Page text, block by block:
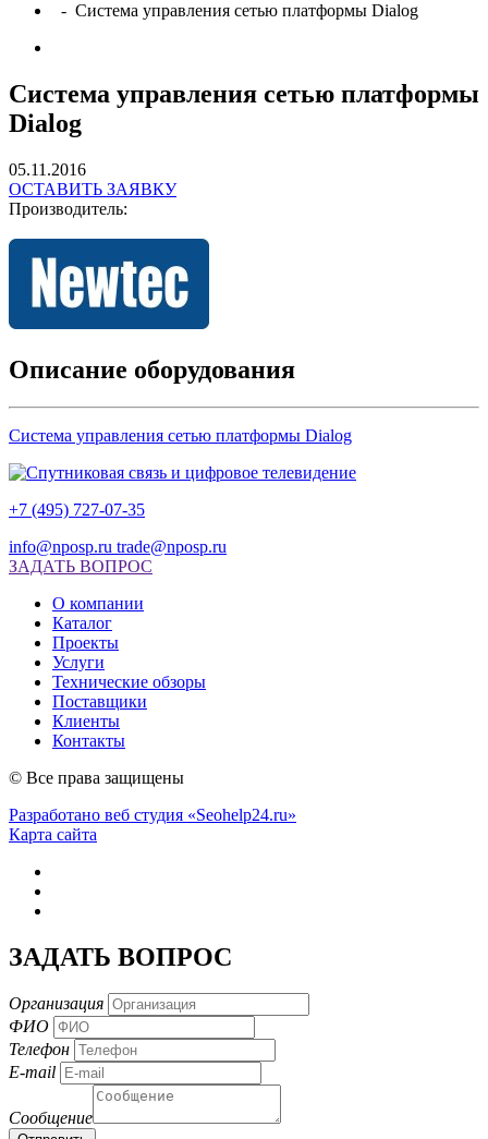
- Система управления сетью платформы Dialog
Система управления сетью платформы
Dialog
05.11.2016
ОСТАВИТЬ ЗАЯВКУ
Производитель:
Описание оборудования
Система управления сетью платформы Dialog
+7 (495) 727-07-35
info@nposp.ru trade@nposp.ru
ЗАДАТЬ ВОПРОС
О компании
Каталог
Проекты
Услуги
Технические обзоры
Поставщики
Клиенты
Контакты
© Все права защищены
Разработано веб студия «Seohelp24.ru»
Карта сайта
ЗАДАТЬ ВОПРОС
Организация
ФИО
Телефон
E-mail
Сообщение